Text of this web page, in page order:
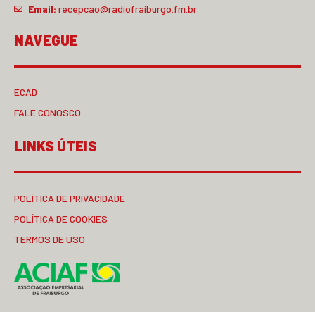
Email: recepcao@radiofraiburgo.fm.br
NAVEGUE
ECAD
FALE CONOSCO
LINKS ÚTEIS
POLÍTICA DE PRIVACIDADE
POLÍTICA DE COOKIES
TERMOS DE USO